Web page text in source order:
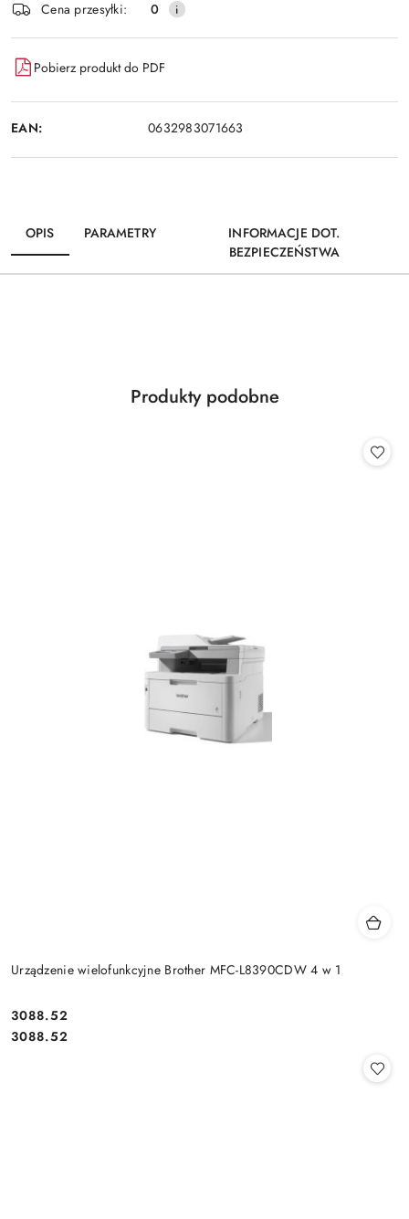
Wyślij
dostawa
Cena przesyłki: 0
Pobierz produkt do PDF
EAN: 0632983071663
OPIS PARAMETRY
INFORMACJE DOT.
BEZPIECZEŃSTWA
Pomiń karuzelę produktów
Produkty
Produkty podobne
Urządzenie wielofunkcyjne Brother MFC-L8390CDW 4 w 1
Cena:
3088.52
Cena:
3088.52